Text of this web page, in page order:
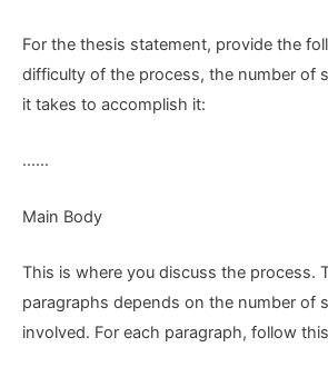
For the thesis statement, provide the
difficulty of the process, the number of
it takes to accomplish it:
……
Main Body
This is where you discuss the process.
paragraphs depends on the number of
involved. For each paragraph, follow